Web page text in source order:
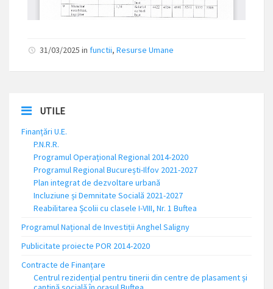
31/03/2025 in functii, Resurse Umane
UTILE
Finanțări U.E.
P.N.R.R.
Programul Operațional Regional 2014-2020
Programul Regional București-Ilfov 2021-2027
Plan integrat de dezvoltare urbană
Incluziune și Demnitate Socială 2021-2027
Reabilitarea Școlii cu clasele I-VIII, Nr. 1 Buftea
Programul Național de Investiții Anghel Saligny
Publicitate proiecte POR 2014-2020
Contracte de Finanțare
Centrul rezidențial pentru tinerii din centre de plasament și